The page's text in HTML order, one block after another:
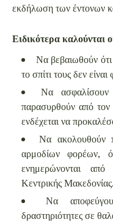
εκδήλωση των έντονων
Ειδικότερα καλούνται
Να βεβαιωθούν
το σπίτι τους δεν
Να ασφαλίσουν
παρασυρθούν από
ενδέχεται να
Να ακολουθούν
αρμοδίων φορέων,
ενημερώνονται από
Κεντρικής Μακεδονίας.
Να
δραστηριότητες σε